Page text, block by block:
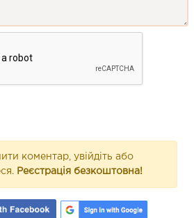
коментар, увійдіть або
Реєстрація безкоштовна!